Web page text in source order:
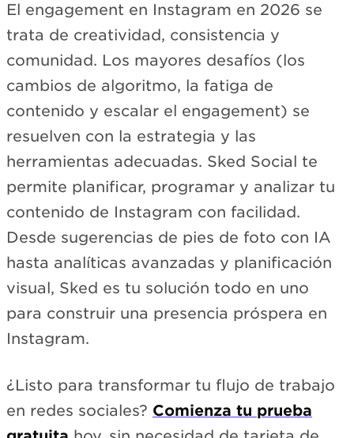
El engagement en Instagram en 2026 se
trata de creatividad, consistencia y
comunidad. Los mayores desafíos (los
cambios de algoritmo, la fatiga de
contenido y escalar el engagement) se
resuelven con la estrategia y las
herramientas adecuadas. Sked Social te
permite planificar, programar y analizar tu
contenido de Instagram con facilidad.
Desde sugerencias de pies de foto con IA
hasta analíticas avanzadas y planificación
visual, Sked es tu solución todo en uno
para construir una presencia próspera en
Instagram.
¿Listo para transformar tu flujo de trabajo
en redes sociales? Comienza tu prueba